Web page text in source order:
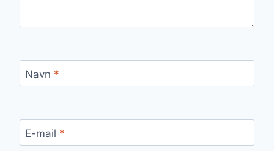
Navn *
E-mail *